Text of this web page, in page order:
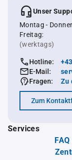
Unser
Montag -
Freitag:
(werktags)
Hotline:
E-Mail:
Fragen:
Zu
Zum
Services